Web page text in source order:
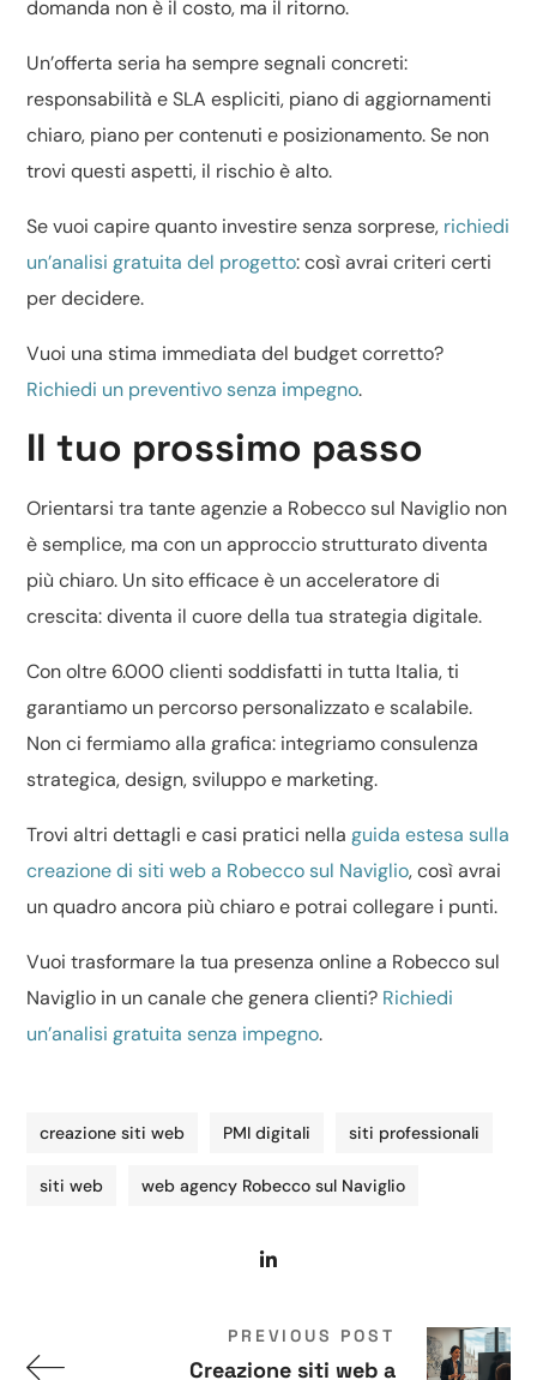
domanda non è il costo, ma il ritorno.
Un’offerta seria ha sempre segnali concreti:
responsabilità e SLA espliciti, piano di aggiornamenti
chiaro, piano per contenuti e posizionamento. Se non
trovi questi aspetti, il rischio è alto.
Se vuoi capire quanto investire senza sorprese, richiedi
un’analisi gratuita del progetto: così avrai criteri certi
per decidere.
Vuoi una stima immediata del budget corretto?
Richiedi un preventivo senza impegno.
Il tuo prossimo passo
Orientarsi tra tante agenzie a Robecco sul Naviglio non
è semplice, ma con un approccio strutturato diventa
più chiaro. Un sito efficace è un acceleratore di
crescita: diventa il cuore della tua strategia digitale.
Con oltre 6.000 clienti soddisfatti in tutta Italia, ti
garantiamo un percorso personalizzato e scalabile.
Non ci fermiamo alla grafica: integriamo consulenza
strategica, design, sviluppo e marketing.
Trovi altri dettagli e casi pratici nellaguida estesa sulla
creazione di siti web a Robecco sul Naviglio, così avrai
un quadro ancora più chiaro e potrai collegare i punti.
Vuoi trasformare la tua presenza online a Robecco sul
Naviglio in un canale che genera clienti? Richiedi
un’analisi gratuita senza impegno.
creazione siti web PMI digitali siti professionali
siti web web agency Robecco sul Naviglio
PREVIOUS POST
Creazione siti web a